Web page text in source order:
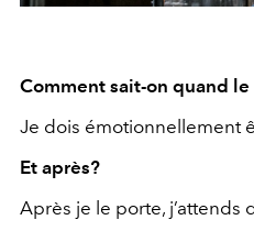
Comment sait-on quand
Je dois émotionnellement
Et après?
Après je le porte,